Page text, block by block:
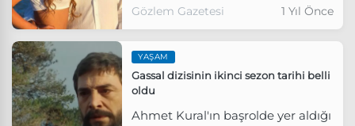
Gözlem Gazetesi 1 Yıl Önce
YAŞAM
Gassal dizisinin ikinci sezon tarihi belli
oldu
Ahmet Kural'ın başrolde yer aldığı